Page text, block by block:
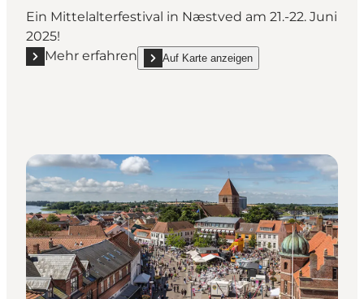
Ein Mittelalterfestival in Næstved am 21.-22. Juni
2025!
Mehr erfahren
Mehr erfahren "Næstveds Søjler ("Næstveds
Auf Karte anzeigen
show Næstveds Søjler ("Næstveds Säulen")